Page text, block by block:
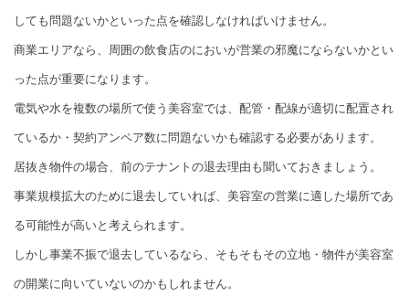
しても問題ないかといった点を確認しなければいけません。
商業エリアなら、周囲の飲食店のにおいが営業の邪魔にならないかとい
った点が重要になります。
電気や水を複数の場所で使う美容室では、配管・配線が適切に配置され
ているか・契約アンペア数に問題ないかも確認する必要があります。
居抜き物件の場合、前のテナントの退去理由も聞いておきましょう。
事業規模拡大のために退去していれば、美容室の営業に適した場所であ
る可能性が高いと考えられます。
しかし事業不振で退去しているなら、そもそもその立地・物件が美容室
の開業に向いていないのかもしれません。